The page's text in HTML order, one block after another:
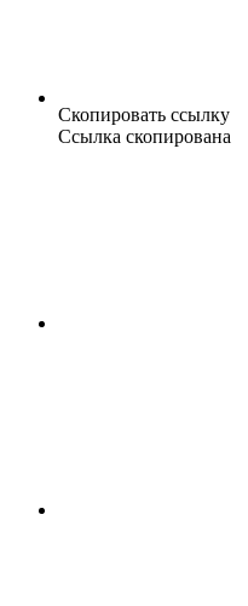
Скопировать ссылку
Ссылка скопирована